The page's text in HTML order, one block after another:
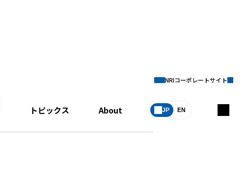
トピックス About JP EN
NRIコーポレートサイト